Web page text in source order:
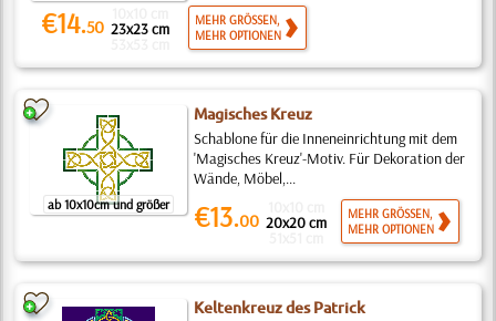
€14.50 23x23 cm
MEHR GRÖSSEN,
MEHR OPTIONEN
ab 10x10cm und größer
Magisches Kreuz
Schablone für die Inneneinrichtung mit dem
'Magisches Kreuz'-Motiv. Für Dekoration der
Wände, Möbel,...
€13.00 20x20 cm
MEHR GRÖSSEN,
MEHR OPTIONEN
Keltenkreuz des Patrick